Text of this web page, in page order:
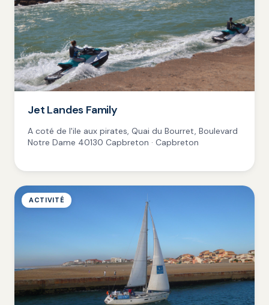
Jet Landes Family
A coté de l'ile aux pirates, Quai du Bourret, Boulevard
Notre Dame 40130 Capbreton · Capbreton
ACTIVITÉ